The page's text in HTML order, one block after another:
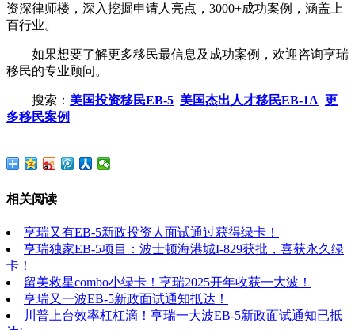
资深律师楼，深入挖掘申请人亮点，3000+成功案例，涵盖上
百行业。
如果想要了解更多移民最信息及成功案例，欢迎咨询亨瑞
移民的专业顾问。
搜索： 美国投资移民EB-5 美国杰出人才移民EB-1A 更
多移民案例
相关阅读
亨瑞又有EB-5新政投资人面试通过获得绿卡！
亨瑞独家EB-5项目：波士顿海港城I-829获批，喜获永久绿
卡！
留美救星combo小绿卡！亨瑞2025开年收获一大波！
亨瑞又一波EB-5新政面试通知抵达！
川普上台效率杠杠滴！亨瑞一大波EB-5新政面试通知已抵